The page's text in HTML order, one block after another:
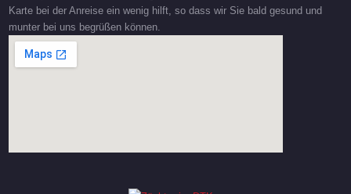
Karte bei der Anreise ein wenig hilft, so dass wir Sie bald gesund und
munter bei uns begrüßen können.